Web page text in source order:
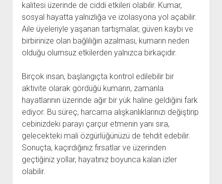
kalitesi üzerinde de ciddi etkileri olabilir. Kumar,
sosyal hayatta yalnızlığa ve izolasyona yol açabilir.
Aile üyeleriyle yaşanan tartışmalar, güven kaybı ve
birbirinize olan bağlılığın azalması, kumarın neden
olduğu olumsuz etkilerden yalnızca birkaçıdır.
Birçok insan, başlangıçta kontrol edilebilir bir
aktivite olarak gördüğü kumarın, zamanla
hayatlarının üzerinde ağır bir yük haline geldiğini fark
ediyor. Bu süreç, harcama alışkanlıklarınızı değiştirip
cebinizdeki parayı çarçur etmenin yanı sıra,
gelecekteki mali özgürlüğünüzü de tehdit edebilir.
Sonuçta, kaçırdığınız fırsatlar ve üzerinden
geçtiğiniz yollar, hayatınız boyunca kalan izler
olabilir.